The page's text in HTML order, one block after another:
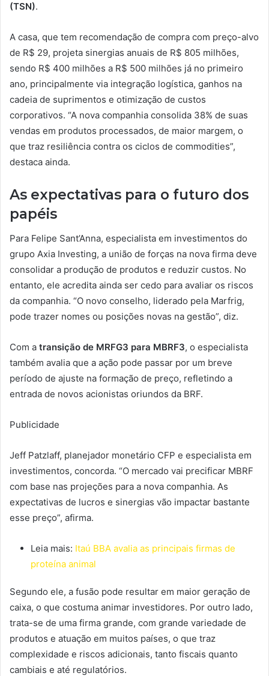
(TSN).
A casa, que tem recomendação de compra com preço-alvo
de R$ 29, projeta sinergias anuais de R$ 805 milhões,
sendo R$ 400 milhões a R$ 500 milhões já no primeiro
ano, principalmente via integração logística, ganhos na
cadeia de suprimentos e otimização de custos
corporativos. “A nova companhia consolida 38% de suas
vendas em produtos processados, de maior margem, o
que traz resiliência contra os ciclos de commodities”,
destaca ainda.
As expectativas para o futuro dos
papéis
Para Felipe Sant’Anna, especialista em investimentos do
grupo Axia Investing, a união de forças na nova firma deve
consolidar a produção de produtos e reduzir custos. No
entanto, ele acredita ainda ser cedo para avaliar os riscos
da companhia. “O novo conselho, liderado pela Marfrig,
pode trazer nomes ou posições novas na gestão”, diz.
Com a transição de MRFG3 para MBRF3, o especialista
também avalia que a ação pode passar por um breve
período de ajuste na formação de preço, refletindo a
entrada de novos acionistas oriundos da BRF.
Publicidade
Jeff Patzlaff, planejador monetário CFP e especialista em
investimentos, concorda. “O mercado vai precificar MBRF
com base nas projeções para a nova companhia. As
expectativas de lucros e sinergias vão impactar bastante
esse preço”, afirma.
Leia mais: Itaú BBA avalia as principais firmas de
proteína animal
Segundo ele, a fusão pode resultar em maior geração de
caixa, o que costuma animar investidores. Por outro lado,
trata-se de uma firma grande, com grande variedade de
produtos e atuação em muitos países, o que traz
complexidade e riscos adicionais, tanto fiscais quanto
cambiais e até regulatórios.